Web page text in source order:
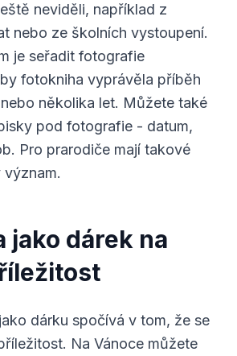
neviděli, například z
nebo ze školních vystoupení.
je seřadit fotografie
fotokniha vyprávěla příběh
několika let. Můžete také
pod fotografie - datum,
Pro prarodiče mají takové
jako dárek na
dárku spočívá v tom, že se
Na Vánoce můžete